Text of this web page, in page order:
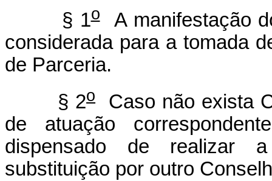
§ 1oA manifestação
considerada para a tomada
de Parceria.
§ 2o
Caso não exista
de atuação
dispensado de realizar
substituição por outro